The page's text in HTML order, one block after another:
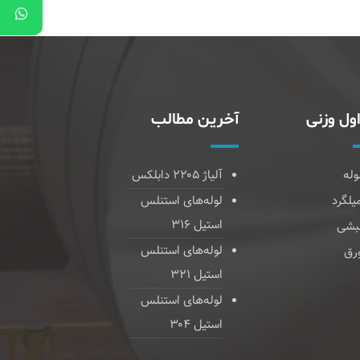
وزنی آخرین مطالب
آلیاژ ۲۲۰۵ دابلکس
لوله‌های استنلس
استیل ۳۱۶
لوله‌های استنلس
استیل ۳۲۱
لوله‌های استنلس
استیل ۳۰۴